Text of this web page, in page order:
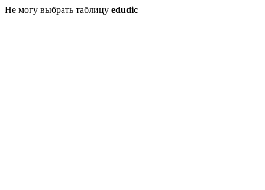
Не могу выбрать таблицу edudic